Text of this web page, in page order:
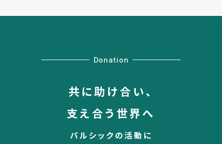
Donation
共に助け合い、
支え合う世界へ
パルシックの活動に